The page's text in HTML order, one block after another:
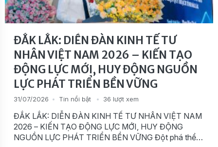
ĐẮK LẮK: DIỄN ĐÀN KINH TẾ TƯ
NHÂN VIỆT NAM 2026 – KIẾN TẠO
ĐỘNG LỰC MỚI, HUY ĐỘNG NGUỒN
LỰC PHÁT TRIỂN BỀN VỮNG
31/07/2026 Tin nổi bật 36 lượt xem
ĐẮK LẮK: DIỄN ĐÀN KINH TẾ TƯ NHÂN VIỆT NAM
2026 – KIẾN TẠO ĐỘNG LỰC MỚI, HUY ĐỘNG
NGUỒN LỰC PHÁT TRIỂN BỀN VỮNG Đột phá thể